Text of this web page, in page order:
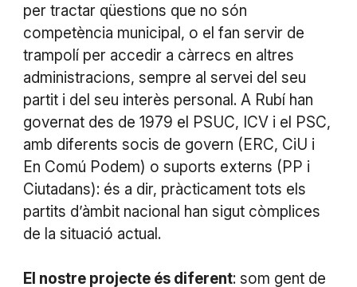
per tractar qüestions que no són
competència municipal, o el fan servir de
trampolí per accedir a càrrecs en altres
administracions, sempre al servei del seu
partit i del seu interès personal. A Rubí han
governat des de 1979 el PSUC, ICV i el PSC,
amb diferents socis de govern (ERC, CiU i
En Comú Podem) o suports externs (PP i
Ciutadans): és a dir, pràcticament tots els
partits d’àmbit nacional han sigut còmplices
de la situació actual.
El nostre projecte és diferent: som gent de